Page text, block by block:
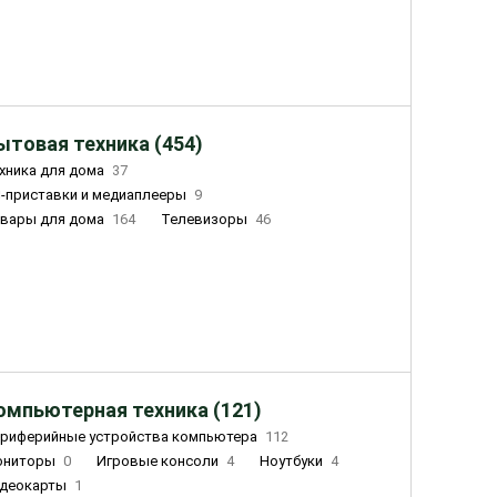
техника (454)
для дома 37
приставки и медиаплееры
9
для дома 164 Телевизоры 46
техника (121)
устройства компьютера 112
0 Игровые консоли 4 Ноутбуки 4
1